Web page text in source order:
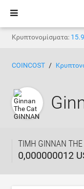
Κρυπτονομίσματα:
COINCOST
ΤΙΜΉ GINNAN THE
0,000000012